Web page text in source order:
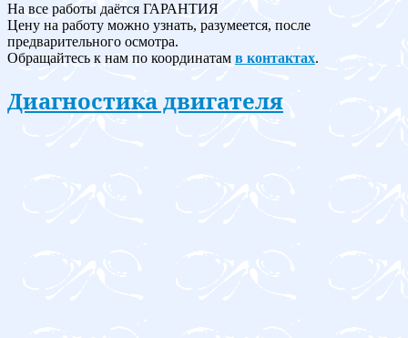
На все работы даётся ГАРАНТИЯ
Цену на работу можно узнать, разумеется, после
предварительного осмотра.
Обращайтесь к нам по координатам в контактах.
Диагностика двигателя